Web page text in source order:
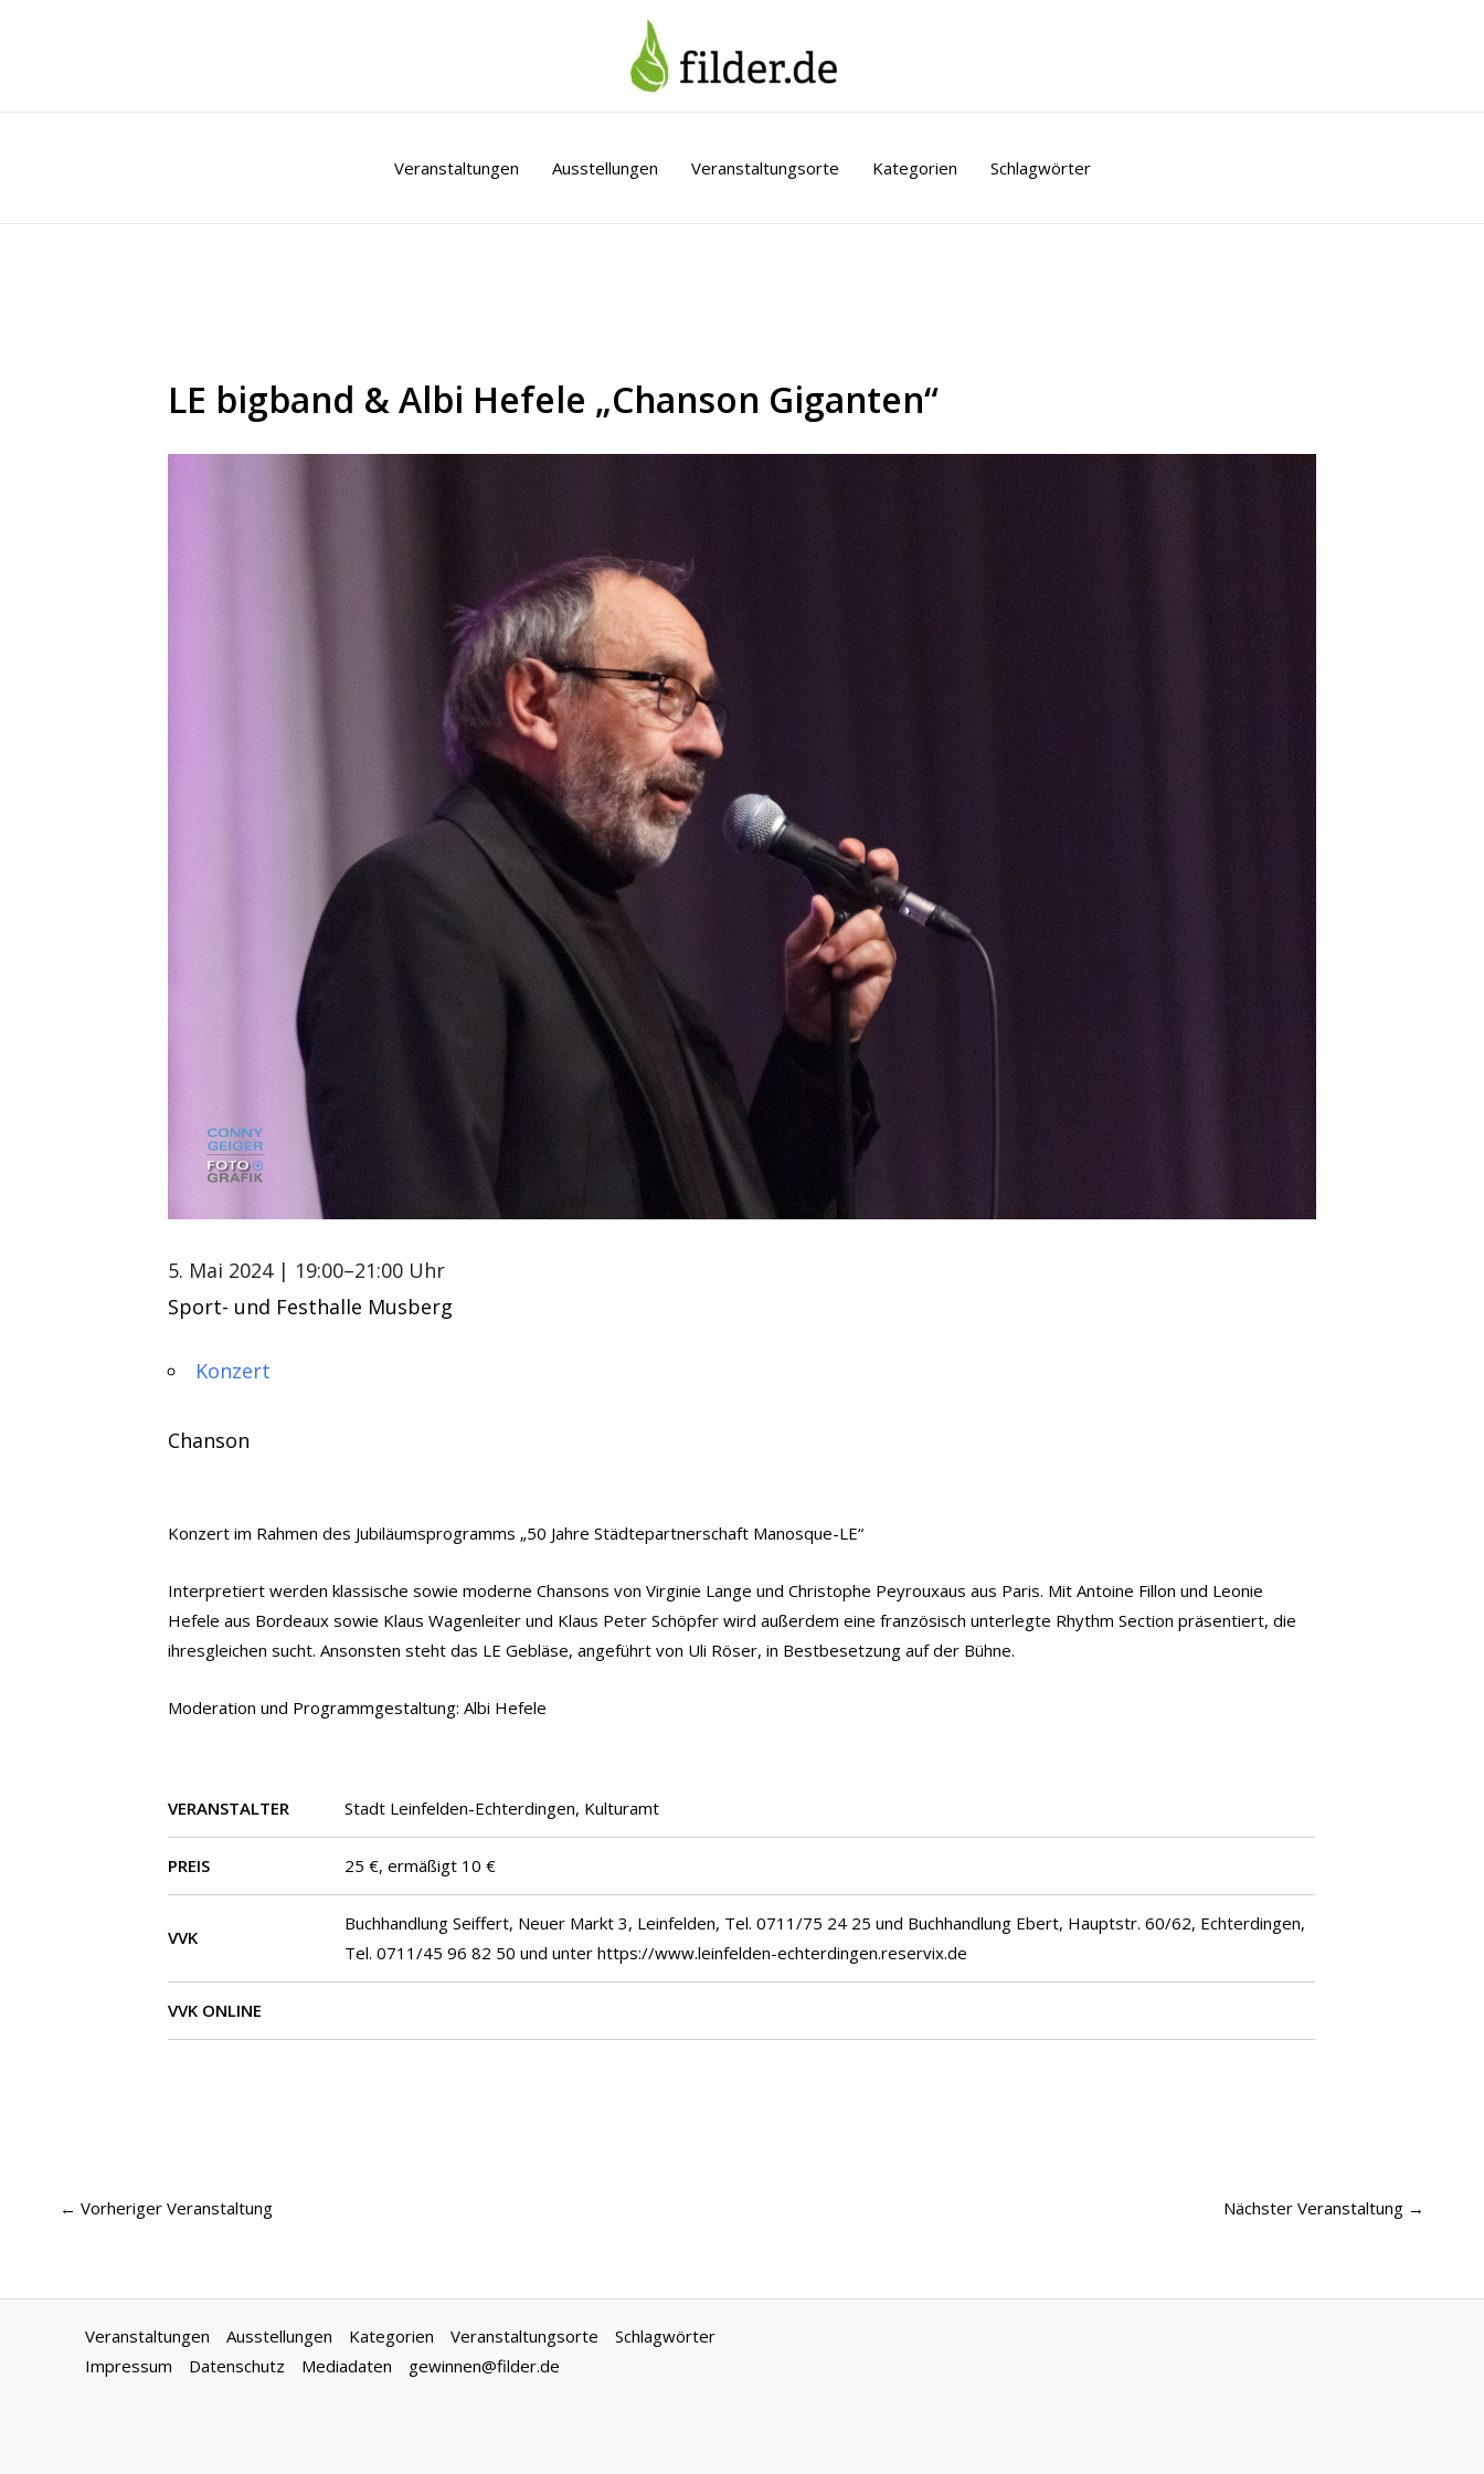
Veranstaltungen Ausstellungen Veranstaltungsorte Kategorien Schlagwörter
LE bigband & Albi Hefele „Chanson Giganten“
5. Mai 2024 | 19:00–21:00 Uhr
Sport- und Festhalle Musberg
Konzert
Chanson
Konzert im Rahmen des Jubiläumsprogramms „50 Jahre Städtepartnerschaft Manosque-LE“
Interpretiert werden klassische sowie moderne Chansons von Virginie Lange und Christophe Peyrouxaus aus Paris. Mit Antoine Fillon und Leonie
Hefele aus Bordeaux sowie Klaus Wagenleiter und Klaus Peter Schöpfer wird außerdem eine französisch unterlegte Rhythm Section präsentiert, die
ihresgleichen sucht. Ansonsten steht das LE Gebläse, angeführt von Uli Röser, in Bestbesetzung auf der Bühne.
Moderation und Programmgestaltung: Albi Hefele
VERANSTALTER Stadt Leinfelden-Echterdingen, Kulturamt
PREIS 25 €, ermäßigt 10 €
VVK
Buchhandlung Seiffert, Neuer Markt 3, Leinfelden, Tel. 0711/75 24 25 und Buchhandlung Ebert, Hauptstr. 60/62, Echterdingen,
Tel. 0711/45 96 82 50 und unter https://www.leinfelden-echterdingen.reservix.de
VVK ONLINE
← Vorheriger Veranstaltung Nächster Veranstaltung →
Veranstaltungen Ausstellungen Kategorien Veranstaltungsorte
Schlagwörter
Impressum
Datenschutz Mediadaten gewinnen@filder.de